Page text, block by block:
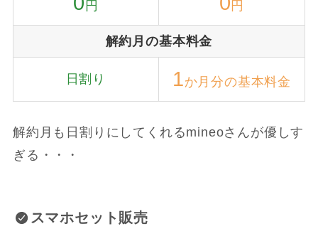
円 円
解約月の基本料金
日割り 1か月分の基本料金
解約月も日割りにしてくれるmineoさんが優しす
ぎる・・・
スマホセット販売